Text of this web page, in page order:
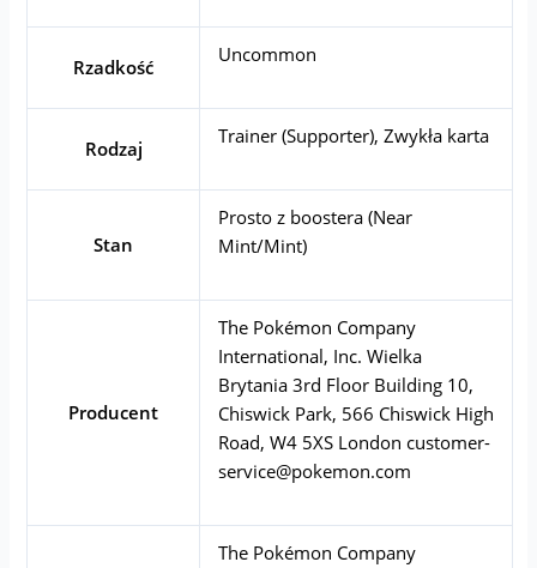
Rzadkość
Uncommon
Rodzaj
Trainer (Supporter), Zwykła karta
Stan
Prosto z boostera (Near
Mint/Mint)
Producent
The Pokémon Company
International, Inc. Wielka
Brytania 3rd Floor Building 10,
Chiswick Park, 566 Chiswick High
Road, W4 5XS London customer-
service@pokemon.com
The Pokémon Company